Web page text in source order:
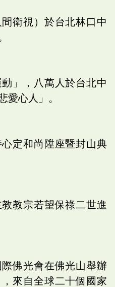
衛視）於台北林口中
」，八萬人於台北中
愛心人」。
定和尚陞座暨封山典
教宗若望保祿二世進
佛光會在佛光山舉辦
，來自全球二十個國家